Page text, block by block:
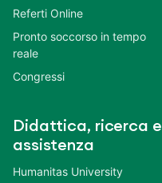
Referti Online
Pronto soccorso in tempo
reale
Congressi
Didattica, ricerca e
assistenza
Humanitas University